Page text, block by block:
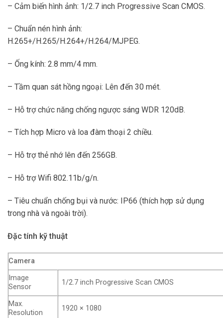
– Cảm biến hình ảnh: 1/2.7 inch Progressive Scan CMOS.
– Chuẩn nén hình ảnh:
H.265+/H.265/H.264+/H.264/MJPEG.
– Ống kính: 2.8 mm/4 mm.
– Tầm quan sát hồng ngoại: Lên đến 30 mét.
– Hỗ trợ chức năng chống ngược sáng WDR 120dB.
– Tích hợp Micro và loa đàm thoại 2 chiều.
– Hỗ trợ thẻ nhớ lên đến 256GB.
– Hỗ trợ Wifi 802.11b/g/n.
– Tiêu chuẩn chống bụi và nước: IP66 (thích hợp sử dụng
trong nhà và ngoài trời).
Đặc tính kỹ thuật
Camera
Image
Sensor
1/2.7 inch Progressive Scan CMOS
Max.
Resolution
1920 × 1080